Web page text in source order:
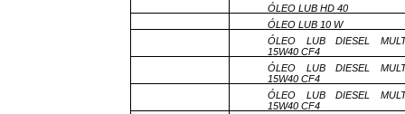
ÓLEO LUB HD 40
ÓLEO LUB 10 W
ÓLEO LUB DIESEL
15W40 CF4
ÓLEO LUB DIESEL
15W40 CF4
ÓLEO LUB DIESEL
15W40 CF4